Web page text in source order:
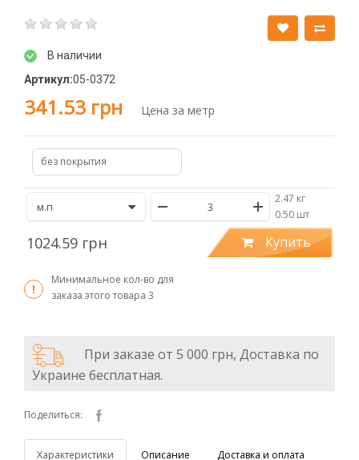
В наличии
Артикул:05-0372
341.53 грн Цена за метр
без покрытия
2.47 кг
/0.50 шт
1024.59 грн Купить
Минимальное кол-во для
заказа этого товара 3
При заказе от 5 000 грн, Доставка по
Украине бесплатная.
Поделиться:
Характеристики Описание Доставка и оплата